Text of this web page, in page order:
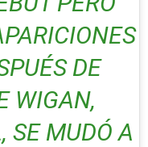
DE
WIGAN,
SE MUDÓ A